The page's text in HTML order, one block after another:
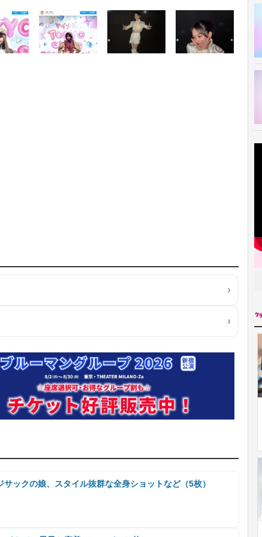
ックの娘、スタイル抜群な全身ショットなど（5枚）